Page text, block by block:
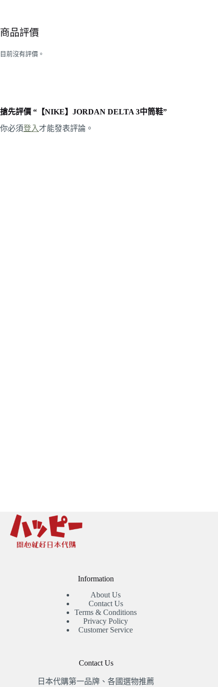
商品評價
目前沒有評價。
搶先評價 “【NIKE】JORDAN DELTA 3中筒鞋”
你必須登入才能發表評論。
Information
About Us
Contact Us
Terms & Conditions
Privacy Policy
Customer Service
Contact Us
日本代購第一品牌、各國選物推薦